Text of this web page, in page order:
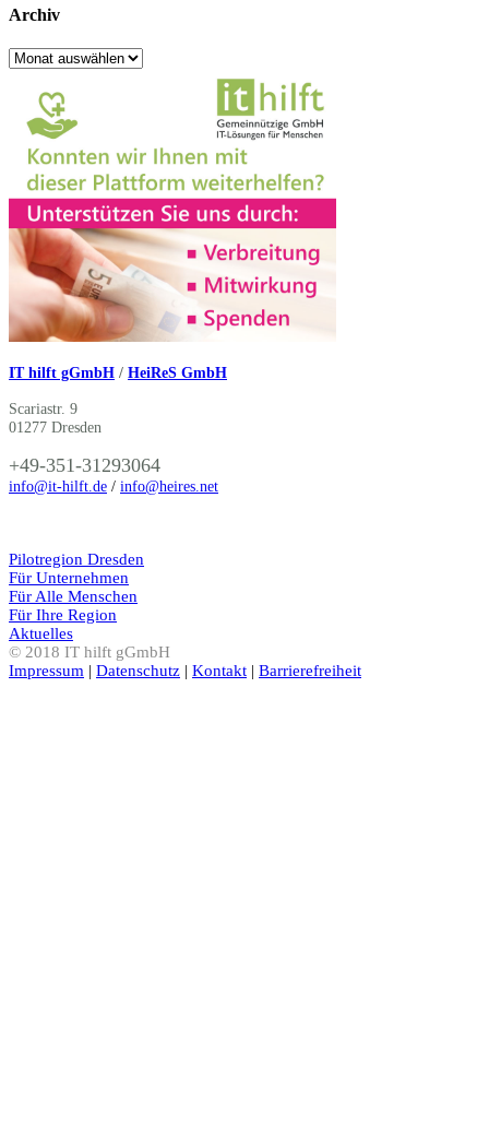
Archiv
Archiv
IT hilft gGmbH / HeiReS GmbH
Scariastr. 9
01277 Dresden
+49-351-31293064
info@it-hilft.de / info@heires.net
Pilotregion Dresden
Für Unternehmen
Für Alle Menschen
Für Ihre Region
Aktuelles
© 2018 IT hilft gGmbH
Impressum | Datenschutz | Kontakt | Barrierefreiheit